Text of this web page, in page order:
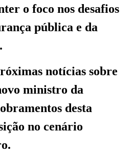
o foco nos desafios
pública e da
notícias sobre
ministro da
desta
no cenário